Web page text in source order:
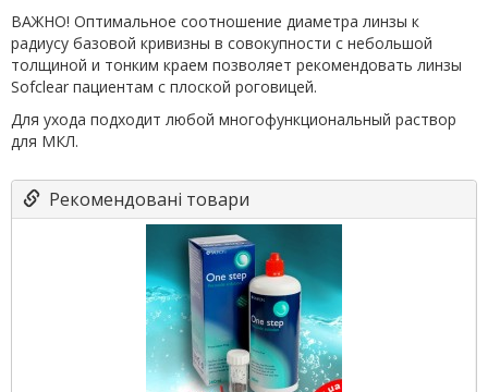
ВАЖНО! Оптимальное соотношение диаметра линзы к
радиусу базовой кривизны в совокупности с небольшой
толщиной и тонким краем позволяет рекомендовать линзы
Sofclear пациентам с плоской роговицей.
Для ухода подходит любой многофункциональный раствор
для МКЛ.
Рекомендовані товари